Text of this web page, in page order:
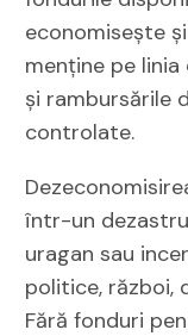
economisește
menține pe
și rambursările
controlate.
într-un
uragan sau
politice, război,
Fără fonduri